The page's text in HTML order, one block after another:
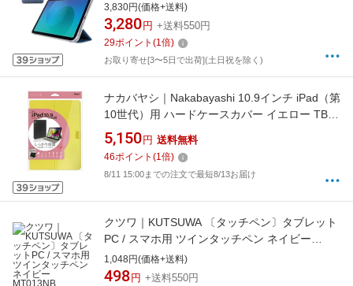
2アングル ブルーグレー TB-A25SWVBG
3,830円(価格+送料)
3,280 円 +送料550円
29ポイント (1倍)
お取り寄せ[3〜5日で出荷](土日祝を除く)
ナカバヤシ｜Nakabayashi 10.9インチ iPad（第
10世代）用 ハードケースカバー イエロー TBC-
IP2207Y
5,150 円 送料無料
46ポイント (1倍)
8/11 15:00までの注文で最短8/13お届け
クツワ｜KUTSUWA 〔タッチペン〕タブレット
PC / スマホ用 ツインタッチペン ネイビー
MT013NB
1,048円(価格+送料)
498 円 +送料550円